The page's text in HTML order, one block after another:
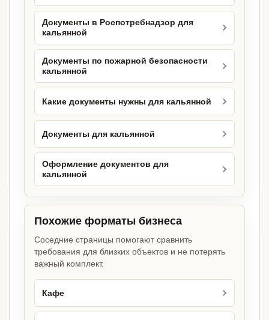
Документы в Роспотребнадзор для
кальянной
Документы по пожарной безопасности
кальянной
Какие документы нужны для кальянной
Документы для кальянной
Оформление документов для
кальянной
Похожие форматы бизнеса
Соседние страницы помогают сравнить
требования для близких объектов и не потерять
важный комплект.
Кафе